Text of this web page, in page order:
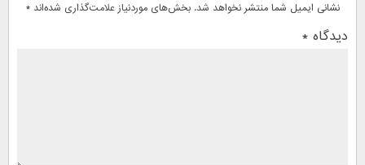
نشانی ایمیل شما منتشر نخواهد شد. بخش‌های موردنیاز علامت‌گذاری شده‌اند*
دیدگاه *